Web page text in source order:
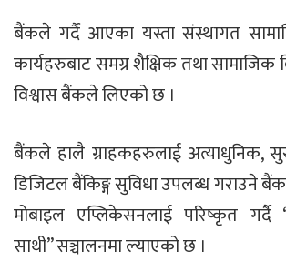
बैंकले गर्दै आएका यस्ता संस्थागत
कार्यहरुबाट समग्र शैक्षिक तथा सामाजिक
विश्वास बैंकले लिएको छ ।
बैंकले हालै ग्राहकहरुलाई अत्याधुनिक,
डिजिटल बैंकिङ्ग सुविधा उपलब्ध गराउने
मोबाइल एप्लिकेसनलाई परिष्कृत गर्दै
साथी” सञ्चालनमा ल्याएको छ ।